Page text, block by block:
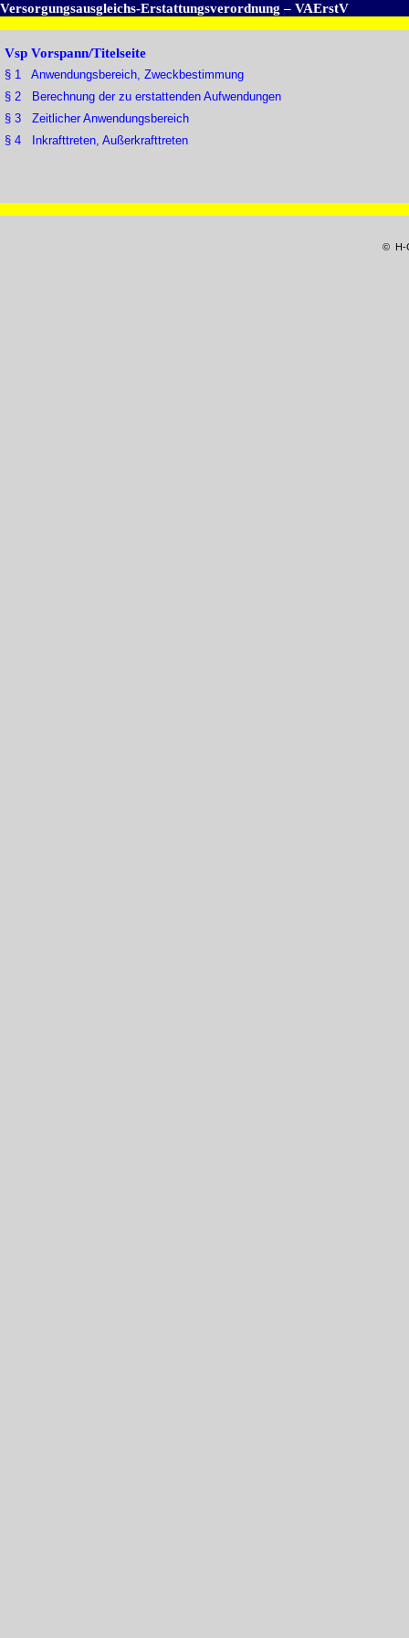
Versorgungsausgleichs-Erstattungsverordnung – VAErstV
Vsp Vorspann/Titelseite
§ 1 Anwendungsbereich, Zweckbestimmung
§ 2 Berechnung der zu erstattenden Aufwendungen
§ 3 Zeitlicher Anwendungsbereich
§ 4 Inkrafttreten, Außerkrafttreten
© H-